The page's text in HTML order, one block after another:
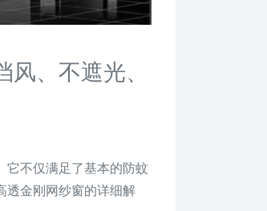
、不遮光、
它不仅满足了基本的防蚊
透金刚网纱窗的详细解